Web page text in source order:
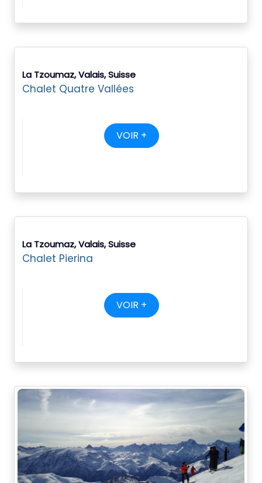
La Tzoumaz, Valais, Suisse
Chalet Quatre Vallées
VOIR +
La Tzoumaz, Valais, Suisse
Chalet Pierina
VOIR +